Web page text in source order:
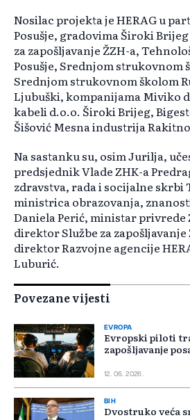
Nosilac projekta je HERAG u
Posušje, gradovima Široki
za zapošljavanje ŽZH-a,
Posušje, Srednjom strukovnom
Srednjom strukovnom školom
Ljubuški, kompanijama Miviko
kabeli d.o.o. Široki Brijeg,
Šišović Mesna industrija
Na sastanku su, osim Jurilja,
predsjednik Vlade ZHK-a
zdravstva, rada i socijalne skrbi
ministrica obrazovanja,
Daniela Perić, ministar
direktor Službe za zapošljavanje
direktor Razvojne agencije
Luburić.
Povezane vijesti
EVROPA
Evropski piloti
zapošljavanje
12. 06. 2026.
BIH
Dvostruko veća